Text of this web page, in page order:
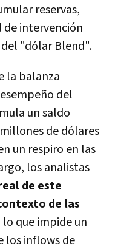
reservas,
de intervención
"dólar Blend".
la balanza
del
un saldo
de dólares
un respiro en las
los analistas
de este
de las
lo que impide un
los inflows de